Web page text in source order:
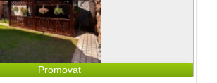
Promovat